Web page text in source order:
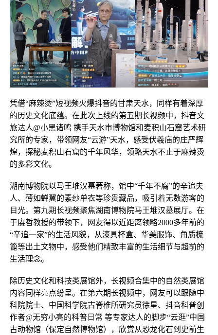
凭借“麻辣烫”短视频火爆抖音的甘肃天水，同样有着深厚
的历史文化底蕴。在此次上线的第五期长视频中，抖音文
旅达人@小黑诸鸣 携手天水市博物馆和麦积山石窟艺术研
究所的专家，带领网友“云游”天水，感受伏羲庙的庄严辉
煌，探秘麦积山石窟的千年风华，领略天水不止于麻辣烫
的多彩文化。
湖南博物院以马王堆汉墓著称，馆中“千年不腐”的辛追夫
人、薄如蝉翼的素纱单衣等珍贵藏品，吸引着无数游客的
目光。第九期长视频聚焦湖南博物院马王堆汉墓展厅。在
于赓哲教授的带领下，网友得以近距离领略2000多年前的
“辛追一家”的生活风貌，从漆具杯盒、华美服饰、角质梳
篦等出土文物中，感受他们精致丰富的生活细节与超前的
生活理念。
除历史文化和科技类展馆外，长视频合集中的自然类展馆
内容同样亮点纷呈。在第六期长视频中，网友可以跟随中
科院院士、中国科学院古脊椎所研究员徐星、抖音科普创
作者@无穷小亮的科普日常 等专家达人的脚步“云逛”中国
古动物馆（保定自然博物馆），欣赏从恐龙化石到史前生